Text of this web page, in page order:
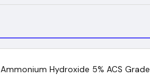
Ammonium Hydroxide 5% ACS Grade